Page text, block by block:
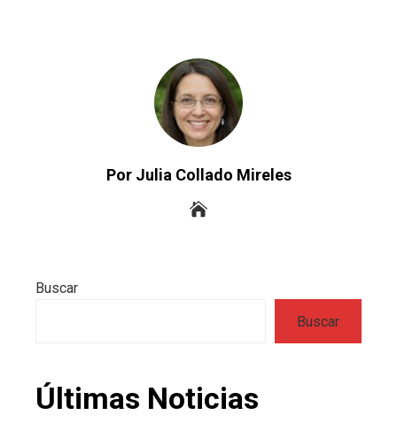
Por Julia Collado Mireles
Buscar
Buscar
Últimas Noticias